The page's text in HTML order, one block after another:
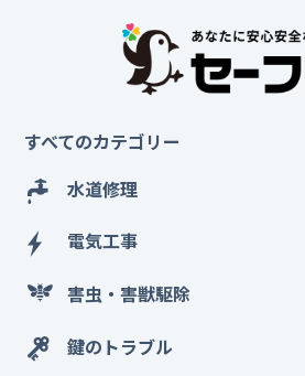
すべてのカテゴリー
水道修理
電気工事
害虫・害獣駆除
鍵のトラブル